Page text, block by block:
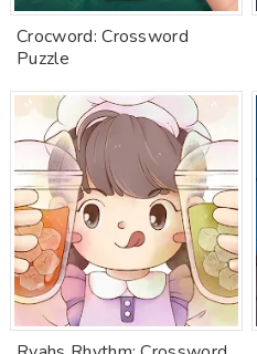
Crocword: Crossword
Puzzle